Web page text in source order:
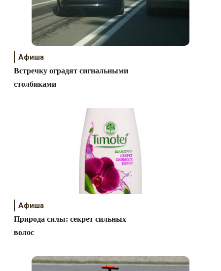
Афиша
Встречку оградят сигнальными
столбиками
Афиша
Природа силы: секрет сильных
волос